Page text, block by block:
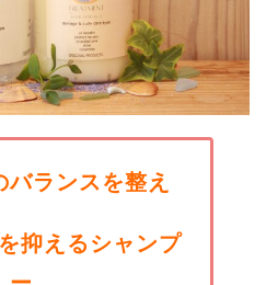
ランスを整え
抑えるシャンプ